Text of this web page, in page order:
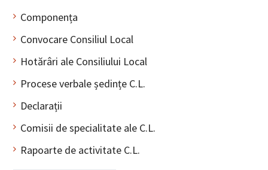
Componența
Convocare Consiliul Local
Hotărâri ale Consiliului Local
Procese verbale ședințe C.L.
Declarații
Comisii de specialitate ale C.L.
Rapoarte de activitate C.L.